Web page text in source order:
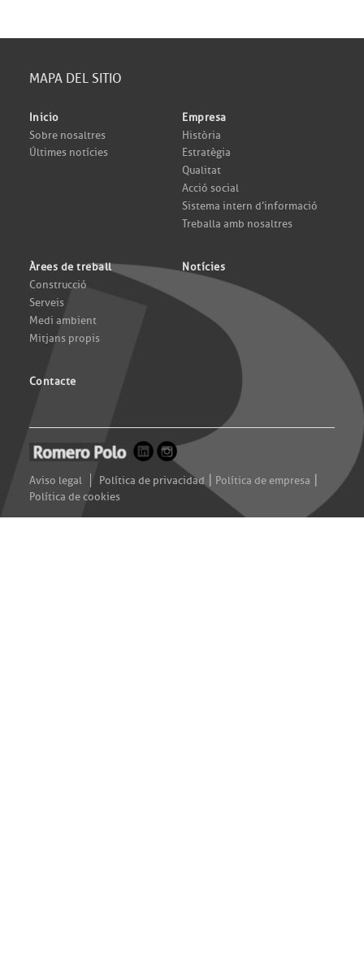
MAPA DEL SITIO
Inicio
Sobre nosaltres
Últimes notícies
Empresa
Història
Estratègia
Qualitat
Acció social
Sistema intern d’informació
Treballa amb nosaltres
Àrees de treball
Construcció
Serveis
Medi ambient
Mitjans propis
Notícies
Contacte
Aviso legal Política de privacidad Política de empresa
Política de cookies